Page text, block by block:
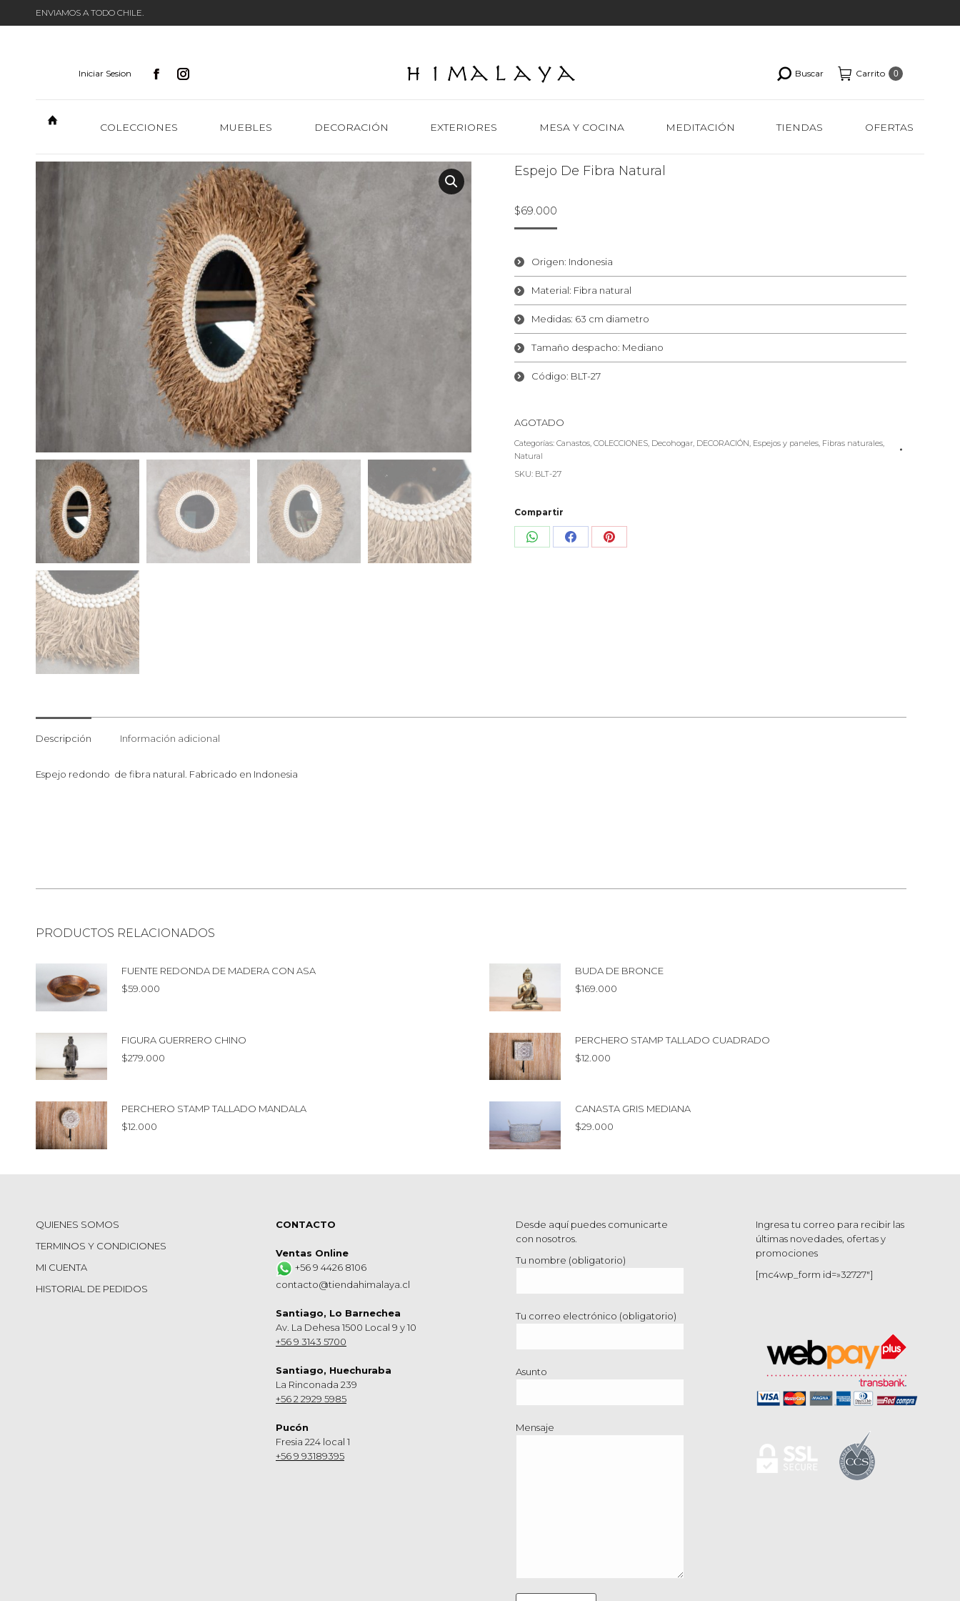
ENVIAMOS A TODO CHILE.
Iniciar Sesion Buscar Carrito 0
COLECCIONES MUEBLES DECORACIÓN EXTERIORES MESA Y COCINA MEDITACIÓN TIENDAS OFERTAS
Espejo De Fibra Natural
$69.000
Origen: Indonesia
Material: Fibra natural
Medidas: 63 cm diametro
Tamaño despacho: Mediano
Código: BLT-27
AGOTADO
Categorías: Canastos, COLECCIONES, Decohogar, DECORACIÓN, Espejos y paneles, Fibras naturales,
Natural
SKU: BLT-27
Compartir
Share Share Share
Descripción Información adicional
Espejo redondo de fibra natural. Fabricado en Indonesia
PRODUCTOS RELACIONADOS
FUENTE REDONDA DE MADERA CON ASA
$59.000
BUDA DE BRONCE
$169.000
FIGURA GUERRERO CHINO
$279.000
PERCHERO STAMP TALLADO CUADRADO
$12.000
PERCHERO STAMP TALLADO MANDALA
$12.000
CANASTA GRIS MEDIANA
$29.000
QUIENES SOMOS
TERMINOS Y CONDICIONES
MI CUENTA
HISTORIAL DE PEDIDOS
CONTACTO
Ventas Online
+56 9 4426 8106
contacto@tiendahimalaya.cl
Santiago, Lo Barnechea
Av. La Dehesa 1500 Local 9 y 10
+56 9 3143 5700
Santiago, Huechuraba
La Rinconada 239
+56 2 2929 5985
Pucón
Fresia 224 local 1
+56 9 93189395
Desde aquí puedes comunicarte
con nosotros.
Tu nombre (obligatorio)
Tu correo electrónico (obligatorio)
Asunto
Mensaje
Ingresa tu correo para recibir las
últimas novedades, ofertas y
promociones
[mc4wp_form id=»32727″]